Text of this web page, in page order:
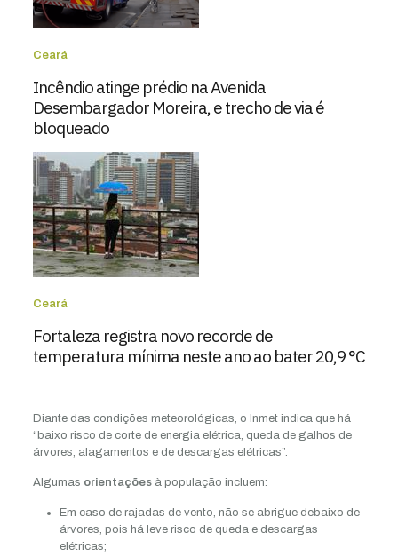
Ceará
Incêndio atinge prédio na Avenida
Desembargador Moreira, e trecho de via é
bloqueado
Ceará
Fortaleza registra novo recorde de
temperatura mínima neste ano ao bater 20,9 °C
Diante das condições meteorológicas, o Inmet indica que há
“baixo risco de corte de energia elétrica, queda de galhos de
árvores, alagamentos e de descargas elétricas”.
Algumas orientações à população incluem:
Em caso de rajadas de vento, não se abrigue debaixo de
árvores, pois há leve risco de queda e descargas
elétricas;